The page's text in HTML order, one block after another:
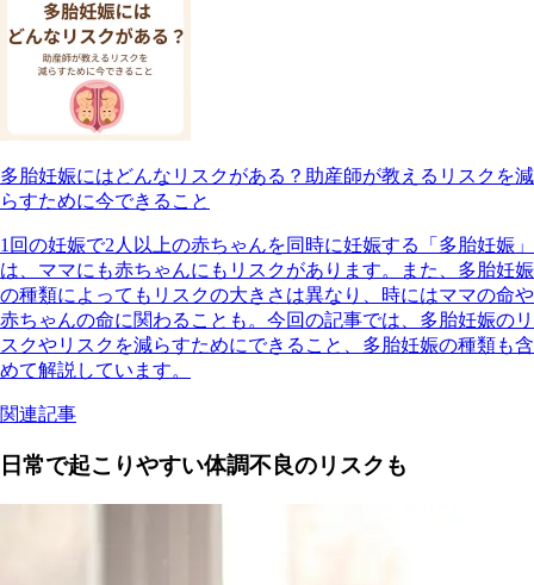
多胎妊娠にはどんなリスクがある？助産師が教えるリスクを減
らすために今できること
1回の妊娠で2人以上の赤ちゃんを同時に妊娠する「多胎妊娠」
は、ママにも赤ちゃんにもリスクがあります。また、多胎妊娠
の種類によってもリスクの大きさは異なり、時にはママの命や
赤ちゃんの命に関わることも。今回の記事では、多胎妊娠のリ
スクやリスクを減らすためにできること、多胎妊娠の種類も含
めて解説しています。
関連記事
日常で起こりやすい体調不良のリスクも